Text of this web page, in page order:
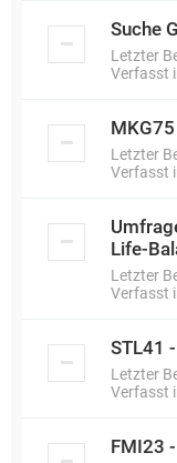
Suche
Letzter
Verfasst
Letzter
Verfasst
Life-
Letzter
Verfasst
STL41
Letzter
Verfasst
FMI23